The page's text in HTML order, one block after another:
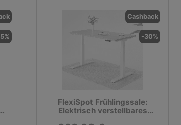
Cashback
-30%
FlexiSpot Frühlingssale:
Elektrisch verstellbares